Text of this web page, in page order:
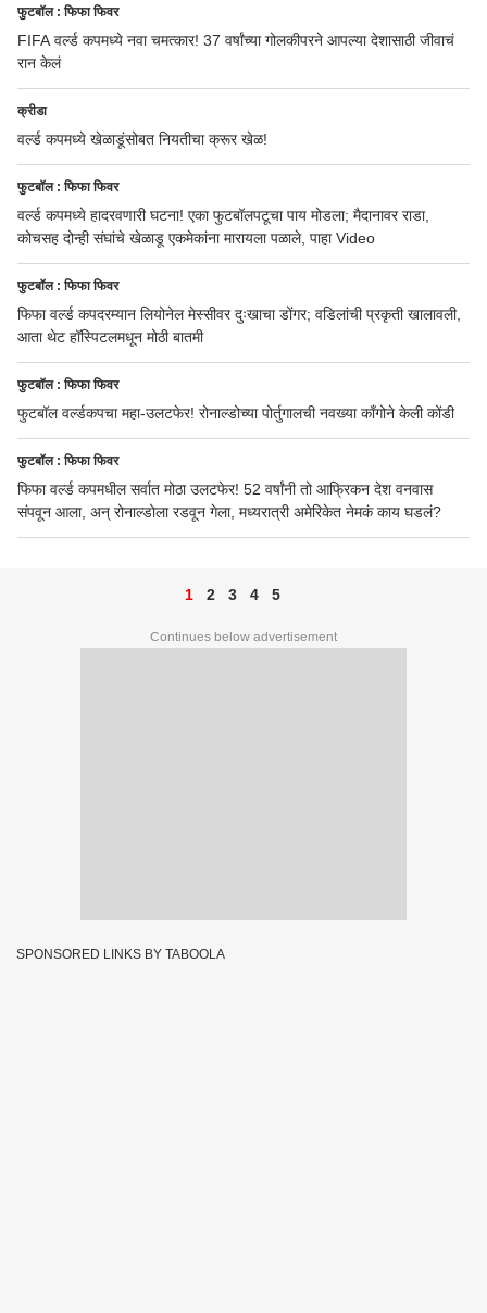
फुटबॉल : फिफा फिवर
FIFA वर्ल्ड कपमध्ये नवा चमत्कार! 37 वर्षांच्या गोलकीपरने आपल्या देशासाठी जीवाचं
रान केलं
क्रीडा
वर्ल्ड कपमध्ये खेळाडूंसोबत नियतीचा क्रूर खेळ!
फुटबॉल : फिफा फिवर
वर्ल्ड कपमध्ये हादरवणारी घटना! एका फुटबॉलपटूचा पाय मोडला; मैदानावर राडा,
कोचसह दोन्ही संघांचे खेळाडू एकमेकांना मारायला पळाले, पाहा Video
फुटबॉल : फिफा फिवर
फिफा वर्ल्ड कपदरम्यान लियोनेल मेस्सीवर दुःखाचा डोंगर; वडिलांची प्रकृती खालावली,
आता थेट हॉस्पिटलमधून मोठी बातमी
फुटबॉल : फिफा फिवर
फुटबॉल वर्ल्डकपचा महा-उलटफेर! रोनाल्डोच्या पोर्तुगालची नवख्या काँगोने केली कोंडी
फुटबॉल : फिफा फिवर
फिफा वर्ल्ड कपमधील सर्वात मोठा उलटफेर! 52 वर्षांनी तो आफ्रिकन देश वनवास
संपवून आला, अन् रोनाल्डोला रडवून गेला, मध्यरात्री अमेरिकेत नेमकं काय घडलं?
1 2 3 4 5
Continues below advertisement
SPONSORED LINKS BY TABOOLA